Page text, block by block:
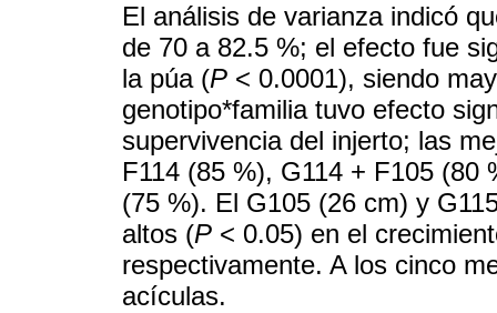
El análisis de varianza indicó
de 70 a 82.5 %; el efecto fue
la púa (P < 0.0001), siendo
genotipo*familia tuvo efecto
supervivencia del injerto; las
F114 (85 %), G114 + F105 (80
(75 %). El G105 (26 cm) y
altos (P < 0.05) en el
respectivamente. A los cinco
acículas.